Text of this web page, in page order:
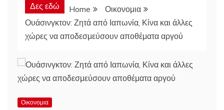
Δες εδώ Home
Οικονομια
Ουάσινγκτον: Ζητά από Ιαπωνία, Κίνα και άλλες
χώρες να αποδεσμεύσουν αποθέματα αργού
Οικονομια